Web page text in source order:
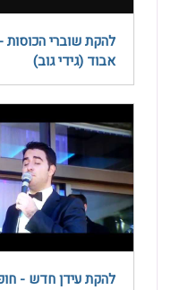
להקת שוברי הכוסות
אבוד (גידי גוב)
להקת עידן חדש -